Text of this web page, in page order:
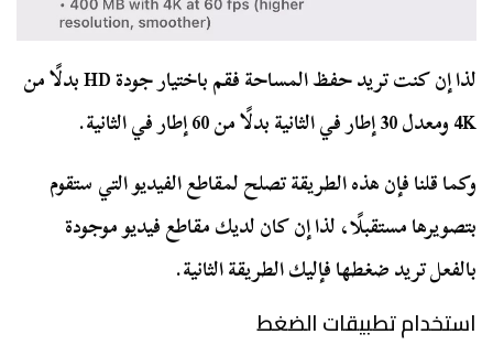
لذا إن كنت تريد حفظ المساحة فقم باختيار جودة HD بدلًا من
4K ومعدل 30 إطار في الثانية بدلًا من 60 إطار في الثانية.
وكما قلنا فإن هذه الطريقة تصلح لمقاطع الفيديو التي ستقوم
بتصويرها مستقبلًا، لذا إن كان لديك مقاطع فيديو موجودة
بالفعل تريد ضغطها فإليك الطريقة الثانية.
استخدام تطبيقات الضغط